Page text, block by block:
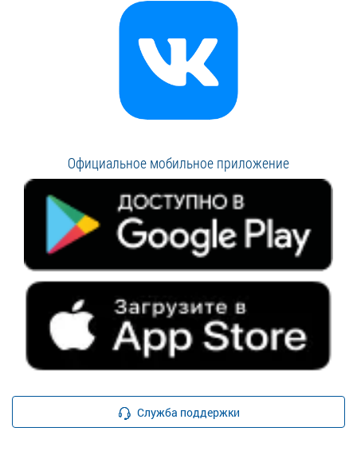
Официальное мобильное приложение
Служба поддержки